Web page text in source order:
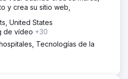
la marca en un mercado de
completa de marca
el sitio web principal
migrando y
dominios heredados para
y crea su sitio web,
United States
de vídeo +30
Tecnologías de la